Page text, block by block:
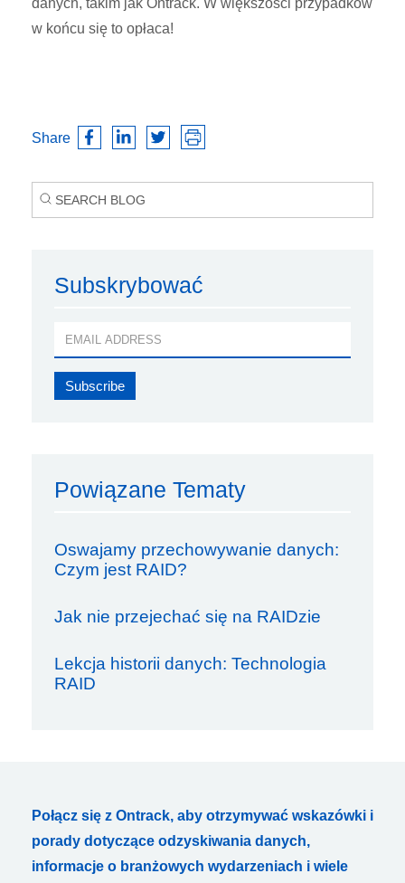
danych, takim jak Ontrack. W większości przypadków
w końcu się to opłaca!
Share
Subskrybować
Powiązane Tematy
Oswajamy przechowywanie danych:
Czym jest RAID?
Jak nie przejechać się na RAIDzie
Lekcja historii danych: Technologia
RAID
Połącz się z Ontrack, aby otrzymywać wskazówki i
porady dotyczące odzyskiwania danych,
informacje o branżowych wydarzeniach i wiele